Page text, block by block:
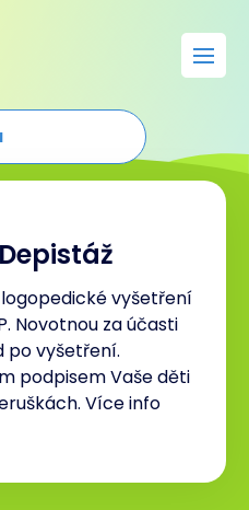
vyšetření
Novotnou za účasti
po vyšetření.
podpisem Vaše děti
Více info